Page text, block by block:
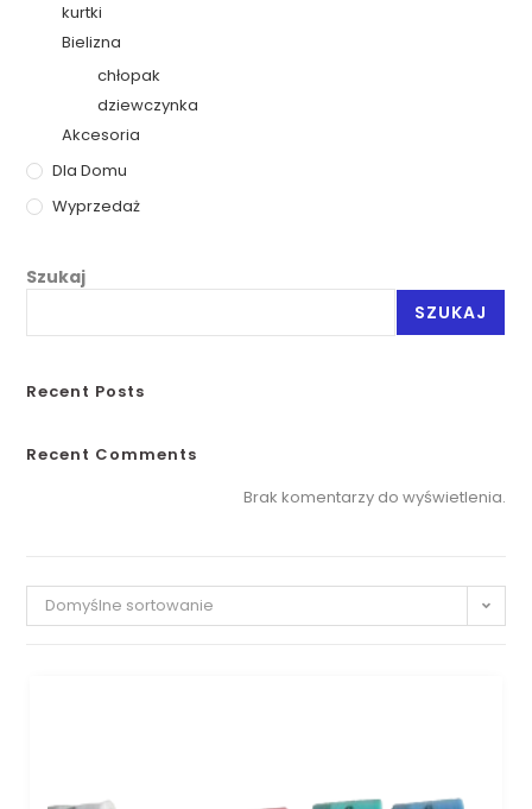
kurtki
Bielizna
chłopak
dziewczynka
Akcesoria
Dla Domu
Wyprzedaż
Szukaj
SZUKAJ
Recent Posts
Recent Comments
Brak komentarzy do wyświetlenia.
Domyślne sortowanie